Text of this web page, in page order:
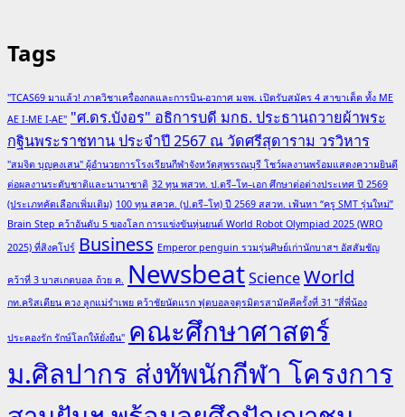
Tags
"TCAS69 มาแล้ว! ภาควิชาเครื่องกลและการบิน-อวกาศ มจพ. เปิดรับสมัคร 4 สาขาเด็ด ทั้ง ME
AE I-ME I-AE" "ศ.ดร.บังอร" อธิการบดี มกธ. ประธานถวายผ้าพระ
กฐินพระราชทาน ประจำปี 2567 ณ วัดศรีสุดาราม วรวิหาร
"สมจิต บุญคงเสน" ผู้อำนวยการโรงเรียนกีฬาจังหวัดสุพรรณบุรี โชว์ผลงานพร้อมแสดงความยินดี
ต่อผลงานระดับชาติและนานาชาติ 32 ทุน พสวท. ป.ตรี–โท–เอก ศึกษาต่อต่างประเทศ ปี 2569
(ประเภทคัดเลือกเพิ่มเติม) 100 ทุน สควค. (ป.ตรี–โท) ปี 2569 สสวท. เฟ้นหา “ครู SMT รุ่นใหม่”
Brain Step คว้าอันดับ 5 ของโลก การแข่งขันหุ่นยนต์ World Robot Olympiad 2025 (WRO
2025) ที่สิงคโปร์ Business Emperor penguin รวมรุ่นศิษย์เก่านักบาสฯ อัสสัมชัญ
คว้าที่ 3 บาสเกตบอล ถ้วย ค. NewsbeatScienceWorld
กท.คริสเตียน ควง ลูกแม่รำเพย คว้าชัยนัดแรก ฟุตบอลจตุรมิตรสามัคคีครั้งที่ 31 "สี่พี่น้อง
ประคองรัก รักษ์โลกให้ยั่งยืน" คณะศึกษาศาสตร์
ม.ศิลปากร ส่งทัพนักกีฬา โครงการ